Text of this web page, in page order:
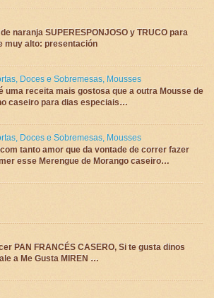
naranja SUPERESPONJOSO y TRUCO para
muy alto: presentación
, Doces e Sobremesas, Mousses
uma receita mais gostosa que a outra Mousse de
caseiro para dias especiais…
, Doces e Sobremesas, Mousses
tanto amor que da vontade de correr fazer
esse Merengue de Morango caseiro…
PAN FRANCÉS CASERO, Si te gusta dinos
a Me Gusta MIREN …